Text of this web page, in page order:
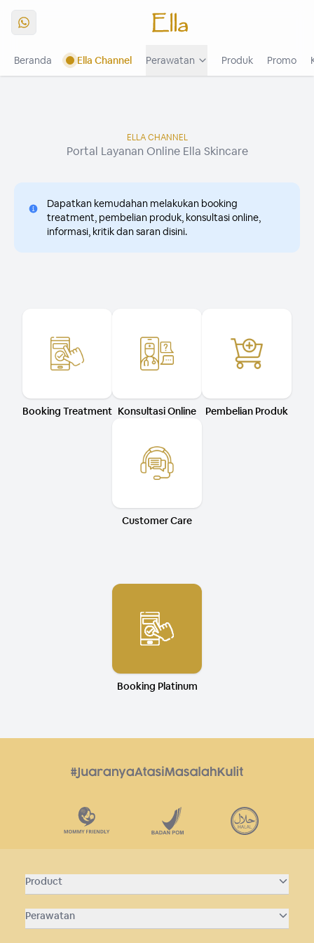
Beranda Ella Channel
Perawatan
Produk Promo
ELLA CHANNEL
Portal Layanan Online Ella Skincare
Dapatkan kemudahan melakukan booking
treatment, pembelian produk, konsultasi online,
informasi, kritik dan saran disini.
Booking Treatment Konsultasi Online Pembelian Produk
Customer Care
Booking Platinum
Product
Perawatan